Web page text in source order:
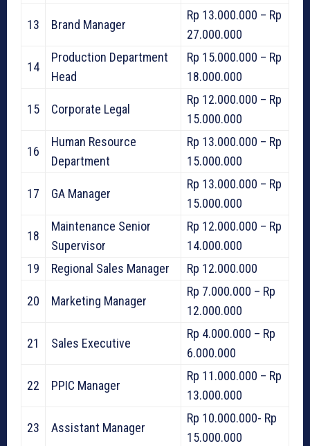
13 Brand Manager
Rp 13.000.000 – Rp
27.000.000
14
Production Department
Head
Rp 15.000.000 – Rp
18.000.000
15 Corporate Legal
Rp 12.000.000 – Rp
15.000.000
16
Human Resource
Department
Rp 13.000.000 – Rp
15.000.000
17 GA Manager
Rp 13.000.000 – Rp
15.000.000
18
Maintenance Senior
Supervisor
Rp 12.000.000 – Rp
14.000.000
19
Regional Sales Manager Rp 12.000.000
20 Marketing Manager
Rp 7.000.000 – Rp
12.000.000
21 Sales Executive
Rp 4.000.000 – Rp
6.000.000
22 PPIC Manager
Rp 11.000.000 – Rp
13.000.000
23 Assistant Manager
Rp 10.000.000- Rp
15.000.000